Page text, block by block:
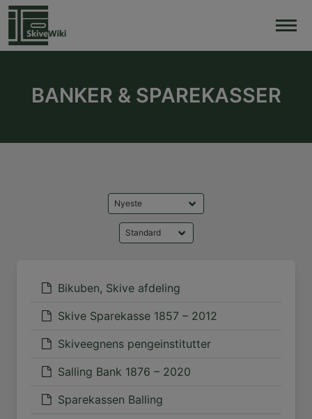
Skip
content
BANKER & SPAREKASSER
Bikuben, Skive afdeling
Skive Sparekasse 1857 – 2012
Skiveegnens pengeinstitutter
Salling Bank 1876 – 2020
Sparekassen Balling